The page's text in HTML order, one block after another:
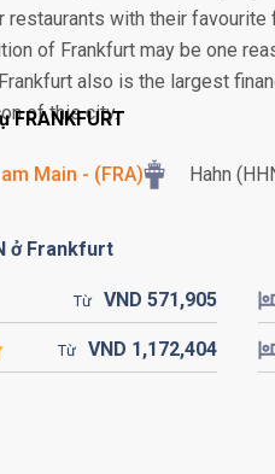
restaurants with their
of Frankfurt may be one
also is the largest
of this city.
FRANKFURT
Main - (FRA) Hahn
ở Frankfurt
Từ VND 571,905
Từ VND 1,172,404